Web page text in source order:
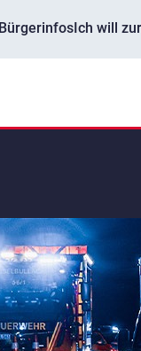
BürgerinfosIch will